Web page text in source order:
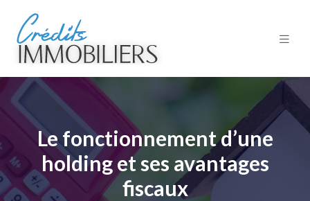
Le fonctionnement d’une
holding et ses avantages
fiscaux